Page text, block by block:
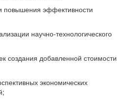
повышения эффективности
научно-технологического
создания добавленной стоимости
экономических